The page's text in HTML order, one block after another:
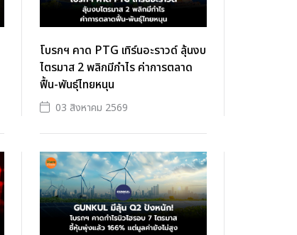
โบรกฯ คาด PTG เทิร์นอะราวด์ ลุ้นงบ
ไตรมาส 2 พลิกมีกำไร ค่าการตลาด
ฟื้น-พันธุ์ไทยหนุน
03 สิงหาคม 2569